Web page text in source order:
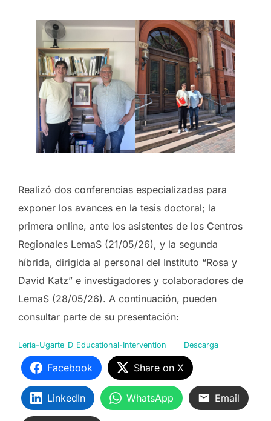
Realizó dos conferencias especializadas para
exponer los avances en la tesis doctoral; la
primera online, ante los asistentes de los Centros
Regionales LemaS (21/05/26), y la segunda
híbrida, dirigida al personal del Instituto “Rosa y
David Katz” e investigadores y colaboradores de
LemaS (28/05/26). A continuación, pueden
consultar parte de su presentación:
Lería-Ugarte_D_Educational-Intervention Descarga
Facebook Share on X
LinkedIn WhatsApp Email